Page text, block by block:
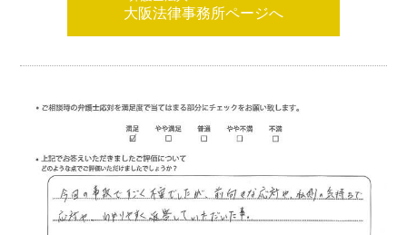
大阪法律事務所ページへ